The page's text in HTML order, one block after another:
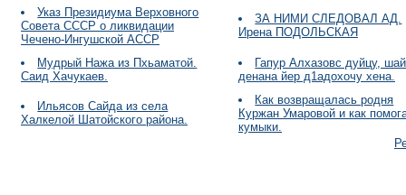
Указ Президиума Верховного
Совета СССР о ликвидации
Чечено-Ингушской АССР
ЗА НИМИ СЛЕДОВАЛ АД.
Ирена ПОДОЛЬСКАЯ
Мудрый Нажа из Пхьаматой.
Саид Хачукаев.
Гапур Алхазовс дуйцу,
денана йер д1адохочу хена.
Ильясов Сайда из села
Халкелой Шатойского района.
Как возвращалась родня
Куржан Умаровой и как
кумыки.